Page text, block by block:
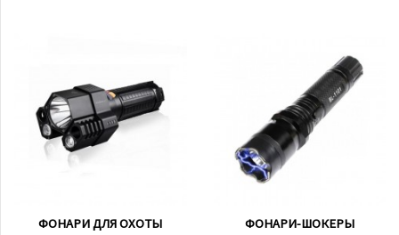
ФОНАРИ ДЛЯ ОХОТЫ ФОНАРИ-ШОКЕРЫ